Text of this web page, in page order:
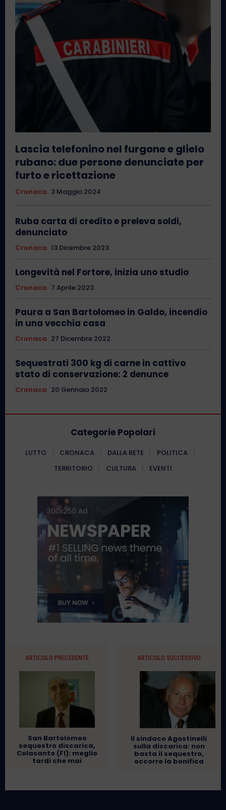
Lascia telefonino nel furgone e glielo
rubano: due persone denunciate per
furto e ricettazione
Cronaca 3 Maggio 2024
Ruba carta di credito e preleva soldi,
denunciato
Cronaca 13 Dicembre 2023
Longevità nel Fortore, inizia uno studio
Cronaca 7 Aprile 2023
Paura a San Bartolomeo in Galdo, incendio
in una vecchia casa
Cronaca 27 Dicembre 2022
Sequestrati 300 kg di carne in cattivo
stato di conservazione: 2 denunce
Cronaca 20 Gennaio 2022
Categorie Popolari
LUTTO CRONACA DALLA RETE
POLITICA
TERRITORIO
CULTURA EVENTI
ARTICOLO PRECEDENTE
San Bartolomeo
sequestro discarica,
Colasanto (FI): meglio
tardi che mai
ARTICOLO SUCCESSIVO
Il sindaco Agostinelli
sulla discarica: non
basta il sequestro,
occorre la bonifica